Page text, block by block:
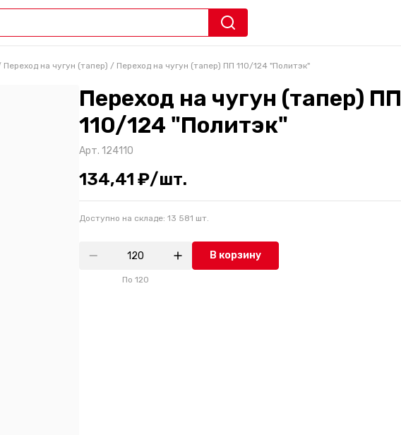
Переход на чугун (тапер) / Переход на чугун (тапер) ПП 110/124 "Политэк"
Переход на чугун (тапер) ПП
110/124 "Политэк"
Арт. 124110
134,41 ₽/шт.
Доступно на складе: 13 581 шт.
По 120
В корзину